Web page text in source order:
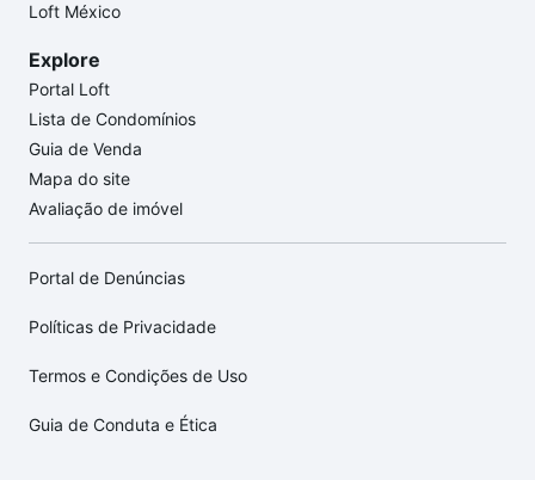
Loft México
Explore
Portal Loft
Lista de Condomínios
Guia de Venda
Mapa do site
Avaliação de imóvel
Portal de Denúncias
Políticas de Privacidade
Termos e Condições de Uso
Guia de Conduta e Ética